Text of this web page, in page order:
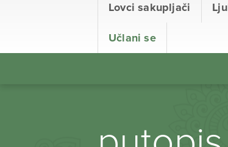
Lovci sakupljači
Učlani se